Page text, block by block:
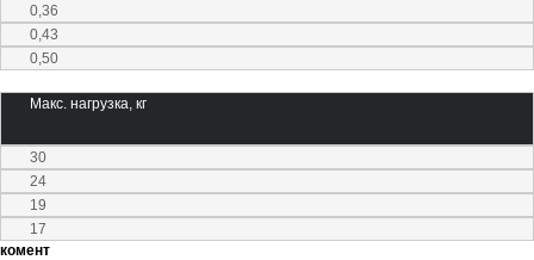
0,36
0,43
0,50
Макс. нагрузка, кг
30
24
19
17
комент